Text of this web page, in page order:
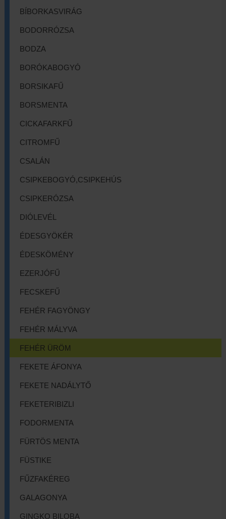
BÍBORKASVIRÁG
BODORRÓZSA
BODZA
BORÓKABOGYÓ
BORSIKAFŰ
BORSMENTA
CICKAFARKFŰ
CITROMFŰ
CSALÁN
CSIPKEBOGYÓ,CSIPKEHÚS
CSIPKERÓZSA
DIÓLEVÉL
ÉDESGYÖKÉR
ÉDESKÖMÉNY
EZERJÓFŰ
FECSKEFŰ
FEHÉR FAGYÖNGY
FEHÉR MÁLYVA
FEHÉR ÜRÖM
FEKETE ÁFONYA
FEKETE NADÁLYTŐ
FEKETERIBIZLI
FODORMENTA
FÜRTÖS MENTA
FÜSTIKE
FŰZFAKÉREG
GALAGONYA
GINGKO BILOBA